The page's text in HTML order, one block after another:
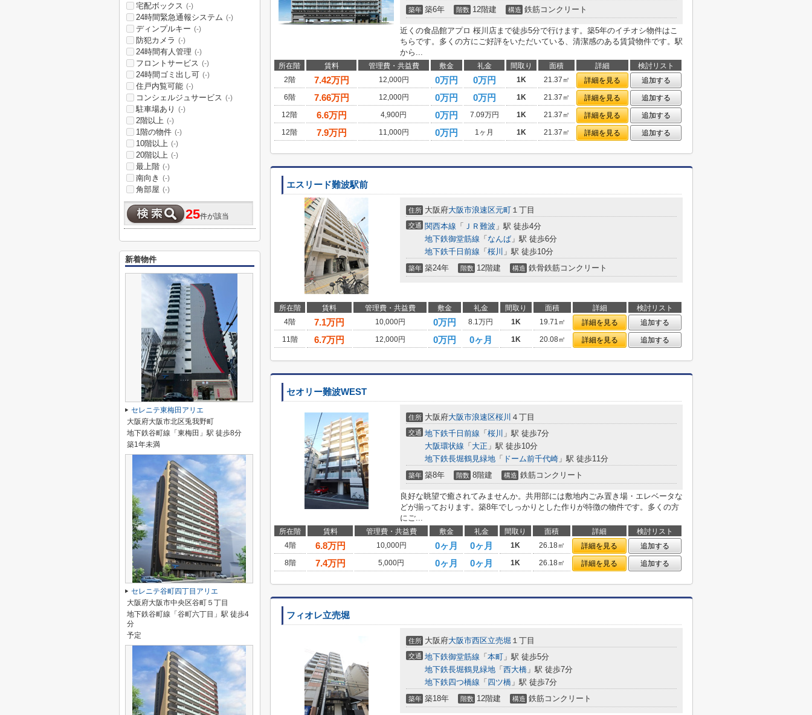
築年 築6年 階数 12階建 構造 鉄筋コンクリート
近くの食品館アプロ 桜川店まで徒歩5分で行けます。築5年のイチオシ物件はこ
ちらです。多くの方にご好評をいただいている、清潔感のある賃貸物件です。駅
から...
所在階 賃料 管理費・共益費 敷金 礼金 間取り 面積 詳細
検討リスト
2階
7.42万円 12,000円 0万円 0万円 1K 21.37㎡ 詳細を見る
追加する
6階
7.66万円 12,000円 0万円 0万円 1K 21.37㎡ 詳細を見る
追加する
12階
6.6万円 4,900円 0万円 7.09万円 1K 21.37㎡ 詳細を見る
追加する
12階
7.9万円 11,000円 0万円 1ヶ月 1K 21.37㎡ 詳細を見る 追加する
エスリード難波駅前
住所 大阪府大阪市浪速区元町 １丁目
交通 関西本線 「 ＪＲ難波 」駅 徒歩4分
地下鉄御堂筋線 「 なんば 」駅 徒歩6分
地下鉄千日前線 「 桜川 」駅 徒歩10分
築年 築24年 階数 12階建 構造 鉄骨鉄筋コンクリート
所在階 賃料 管理費・共益費 敷金 礼金 間取り 面積 詳細
検討リスト
4階
7.1万円 10,000円 0万円 8.1万円 1K 19.71㎡ 詳細を見る
追加する
11階
6.7万円 12,000円 0万円 0ヶ月 1K 20.08㎡ 詳細を見る 追加する
セオリー難波WEST
住所 大阪府大阪市浪速区桜川 ４丁目
交通 地下鉄千日前線 「 桜川 」駅 徒歩7分
大阪環状線 「 大正 」駅 徒歩10分
地下鉄長堀鶴見緑地 「 ドーム前千代崎 」駅 徒歩11分
築年 築8年 階数 8階建 構造 鉄筋コンクリート
良好な眺望で癒されてみませんか。共用部には敷地内ごみ置き場・エレベータな
どが揃っております。築8年でしっかりとした作りが特徴の物件です。多くの方
にご...
所在階 賃料 管理費・共益費 敷金 礼金 間取り 面積 詳細
検討リスト
4階
6.8万円 10,000円 0ヶ月 0ヶ月 1K 26.18㎡ 詳細を見る
追加する
8階
7.4万円 5,000円 0ヶ月 0ヶ月 1K 26.18㎡ 詳細を見る 追加する
フィオレ立売堀
住所 大阪府大阪市西区立売堀 １丁目
交通 地下鉄御堂筋線 「 本町 」駅 徒歩5分
地下鉄長堀鶴見緑地 「 西大橋 」駅 徒歩7分
地下鉄四つ橋線 「 四ツ橋 」駅 徒歩7分
築年 築18年 階数 12階建 構造 鉄筋コンクリート
宅配ボックス (-)
24時間緊急通報システム (-)
ディンプルキー (-)
防犯カメラ (-)
24時間有人管理 (-)
フロントサービス (-)
24時間ゴミ出し可 (-)
住戸内覧可能 (-)
コンシェルジュサービス (-)
駐車場あり (-)
2階以上 (-)
1階の物件 (-)
10階以上 (-)
20階以上 (-)
最上階 (-)
南向き (-)
角部屋 (-)
25件が該当
新着物件
セレニテ東梅田アリエ
大阪府大阪市北区兎我野町
地下鉄谷町線「東梅田」駅 徒歩8分
築1年未満
セレニテ谷町四丁目アリエ
大阪府大阪市中央区谷町５丁目
地下鉄谷町線「谷町六丁目」駅 徒歩4
分
予定